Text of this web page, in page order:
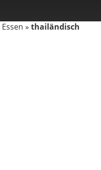
Essen » thailändisch